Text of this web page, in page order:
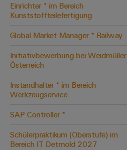
Modifizierte
und
bestückte
Kundenspezifische
Kabelkonfektionierung
Einrichter * im Bereich
Kunststoffteilefertigung
Global Market Manager * Railway
Initiativbewerbung bei Weidmüller
Österreich
Instandhalter * im Bereich
Werkzeugservice
SAP Controller *
Schülerpraktikum (Oberstufe) im
Bereich IT Detmold 2027